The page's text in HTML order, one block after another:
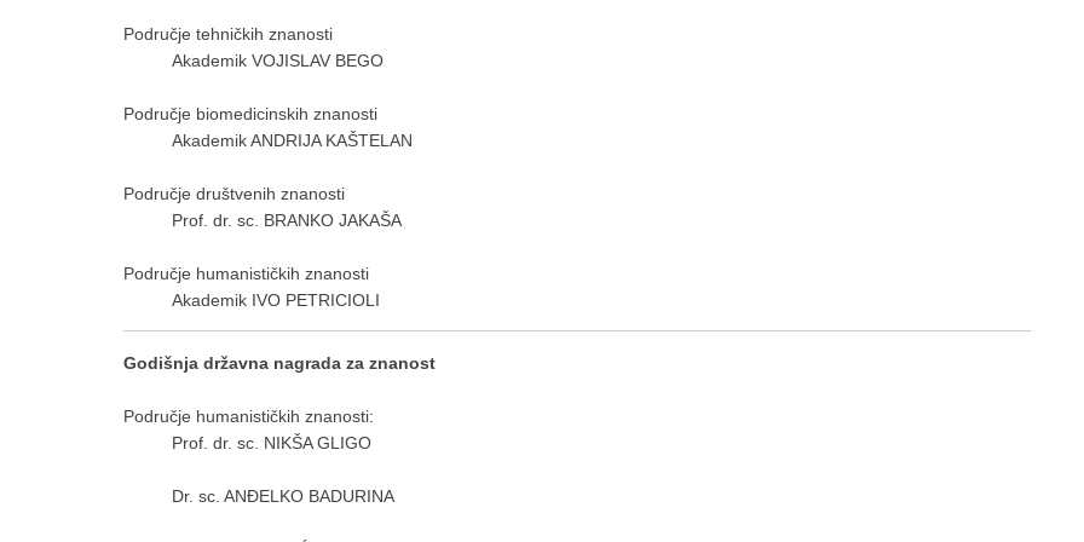
Područje tehničkih znanosti
Akademik VOJISLAV BEGO
Područje biomedicinskih znanosti
Akademik ANDRIJA KAŠTELAN
Područje društvenih znanosti
Prof. dr. sc. BRANKO JAKAŠA
Područje humanističkih znanosti
Akademik IVO PETRICIOLI
Godišnja državna nagrada za znanost
Područje humanističkih znanosti:
Prof. dr. sc. NIKŠA GLIGO
Dr. sc. ANĐELKO BADURINA